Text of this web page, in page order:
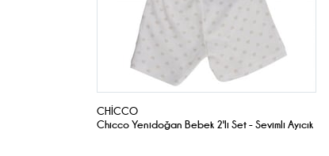
CHICCO
Chicco Yenidoğan Bebek 2'li Set - Sevimli Ayıcık